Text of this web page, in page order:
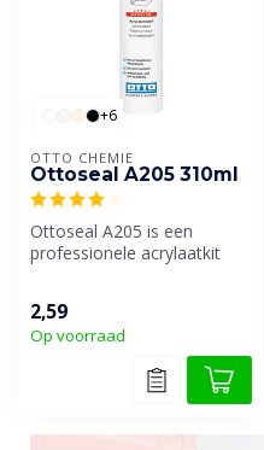
+6
OTTO CHEMIE
Ottoseal A205 310ml
Ottoseal A205 is een
professionele acrylaatkit
2,59
Op voorraad